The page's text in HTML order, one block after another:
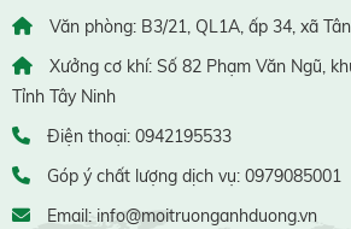
Văn phòng: B3/21, QL1A, ấp 34, xã
Xưởng cơ khí: Số 82 Phạm Văn Ngũ,
Tỉnh Tây Ninh
Điện thoại: 0942195533
Góp ý chất lượng dịch vụ: 0979085001
Email: info@moitruonganhduong.vn